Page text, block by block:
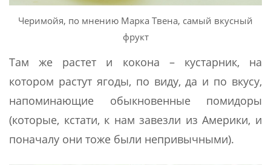
Черимойя, по мнению Марка Твена, самый вкусный
фрукт
Там же растет и кокона – кустарник, на
котором растут ягоды, по виду, да и по вкусу,
напоминающие обыкновенные помидоры
(которые, кстати, к нам завезли из Америки, и
поначалу они тоже были непривычными).